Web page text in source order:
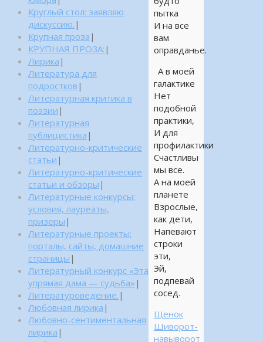
пытка
И на все
вам
оправданье.
А в моей
галактике
Нет
подобной
практики,
И для
профилактики
Счастливы
мы все.
А на моей
планете
Взрослые,
как дети,
Напевают
строки
эти,
Эй,
подпевай
сосед.
Щенок
Шиворот-
навыворот
Круглый стол: заявляю
дискуссию. |
Крупная проза |
КРУПНАЯ ПРОЗА: |
Лирика |
Литература для
подростков |
Литературная критика в
поэзии |
Литературная
публицистика |
Литературно-критические
статьи |
Литературно-критические
статьи и обзоры |
Литературные конкурсы:
условия, лауреаты,
призеры |
Литературные проекты:
порталы, сайты, домашние
страницы |
Литературный конкурс «Эта
упрямая дама — судьба» |
Литературоведение. |
Любовная лирика |
Любовно-сентиментальная
лирика |